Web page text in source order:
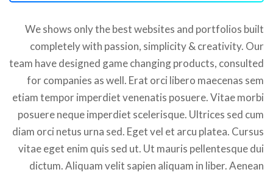
We shows only the best websites and portfolios built
completely with passion, simplicity & creativity. Our
team have designed game changing products, consulted
for companies as well. Erat orci libero maecenas sem
etiam tempor imperdiet venenatis posuere. Vitae morbi
posuere neque imperdiet scelerisque. Ultrices sed cum
diam orci netus urna sed. Eget vel et arcu platea. Cursus
vitae eget enim quis sed ut. Ut mauris pellentesque dui
dictum. Aliquam velit sapien aliquam in liber. Aenean